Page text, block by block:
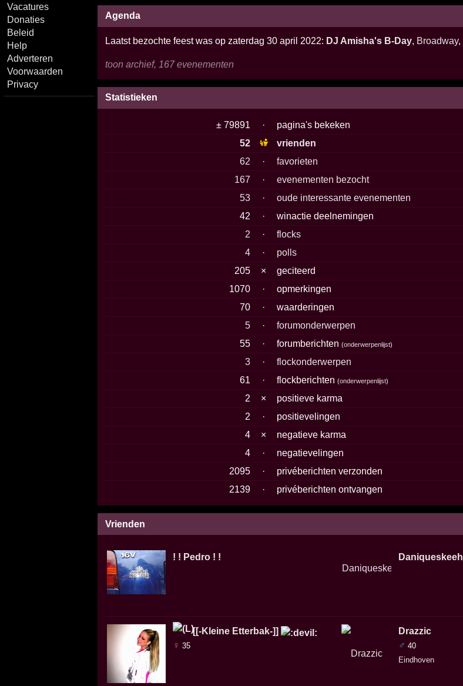
Vacatures
Donaties
Beleid
Help
Adverteren
Voorwaarden
Privacy
Agenda
Laatst bezochte feest was op zaterdag 30 april 2022: DJ Amisha's B-Day, Broadway,
toon archief, 167 evenementen
Statistieken
± 79891 ·
pagina's bekeken
52
vrienden
62
·
favorieten
167
·
evenementen bezocht
53
·
oude interessante evenementen
42
·
winactie deelnemingen
2
·
flocks
4
·
polls
205
×
geciteerd
1070
·
opmerkingen
70
·
waarderingen
5
·
forumonderwerpen
55
· forumberichten(onderwerpenlijst)
3 ·
flockonderwerpen
61
· flockberichten(onderwerpenlijst)
2 ×
positieve karma
2
·
positievelingen
4
×
negatieve karma
4
·
negatievelingen
2095
·
privéberichten verzonden
2139
· privéberichten ontvangen
Vrienden
! ! Pedro ! !
[[-Kleine Etterbak-]]
♀ 35
Daniqueskeeh
Drazzic
♂ 40
Eindhoven